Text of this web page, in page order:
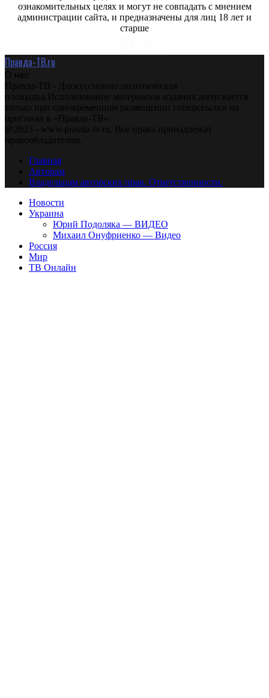
ознакомительных целях и могут не совпадать с мнением
администрации сайта, и предназначены для лиц 18 лет и
старше
Правда-ТВ.ru
О нас
Правда-ТВ - Дискуссионно политическая
площадка.Использование материалов издания допускается
только при одновременном размещении гиперссылки на
оригинал в «Правда-ТВ»
@2023 - www.pravda-tv.ru. Все права принадлежат
правообладателям.
Главная
Авторам
Владельцам авторских прав. Ответственности.
Новости
Украина
Юрий Подоляка — ВИДЕО
Михаил Онуфриенко — Видео
Россия
Мир
ТВ Онлайн